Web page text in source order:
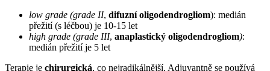
low grade (grade II, difuzní oligodendrogliom): medián
přežití (s léčbou) je 10-15 let
high grade (grade III, anaplastický oligodendrogliom):
medián přežití je 5 let
Terapie je chirurgická, co nejradikálnější. Adjuvantně se používá